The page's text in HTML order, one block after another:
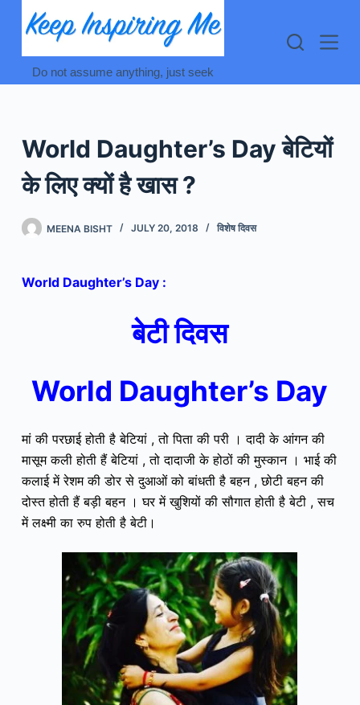
Do not assume anything, just seek
World Daughter’s Day बेटियों
के लिए क्यों है खास ?
MEENA BISHT JULY 20, 2018 विशेष दिवस
World Daughter’s Day :
बेटी दिवस
World Daughter’s Day
मां की परछाई होती है बेटियां , तो पिता‌ की परी । दादी के आंगन की
मासूम कली होती हैं बेटियां , तो दादाजी के होठों की मुस्कान । भाई की
कलाई में रेशम की डोर से दुआओं को बांधती है बहन , छोटी बहन की‌
दोस्त होती हैं बड़ी बहन । घर में खुशियों की सौगात होती है बेटी , सच
में लक्ष्मी का रुप होती है बेटी।